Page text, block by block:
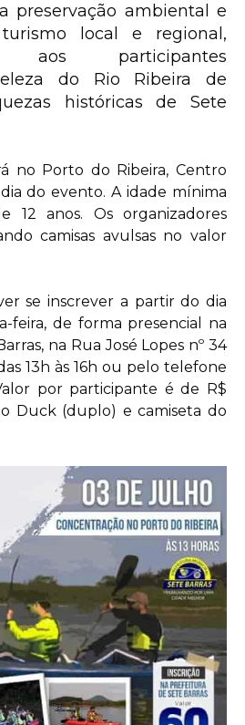
preservação ambiental e
local e regional,
aos participantes
do Rio Ribeira de
históricas de Sete
no Porto do Ribeira, Centro
dia do evento. A idade mínima
12 anos. Os organizadores
camisas avulsas no valor
se inscrever a partir do dia
feira, de forma presencial na
na Rua José Lopes nº 34
13h às 16h ou pelo telefone
por participante é de R$
Duck (duplo) e camiseta do